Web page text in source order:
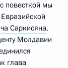
повесткой мы
Саркисяна,
Молдавии
глава